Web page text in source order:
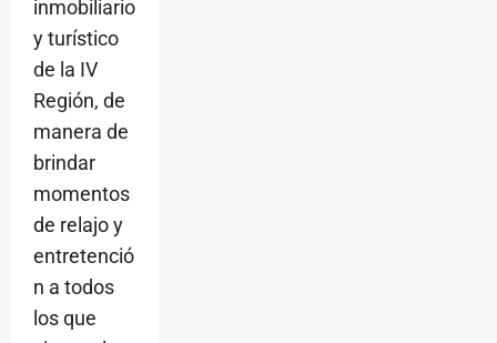
inmobiliario
y turístico
de la IV
Región, de
manera de
brindar
momentos
de relajo y
entretenció
n a todos
los que